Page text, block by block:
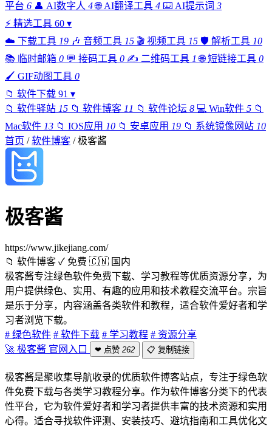
平台 6 👤 AI数字人 4 🌐 AI翻译工具 4 ⌨️ AI提示词 3
⚡ 精选工具 60 ▾
☁️ 下载工具 19 🎶 音频工具 15 🎬 视频工具 15 🛡️ 解析工具 10
📚 临时邮箱 0 💬 接码工具 0 ✍️ 二维码工具 1 🌐 短链接工具 0
🖌️ GIF动图工具 0
📁 软件下载 91 ▾
📁 软件驿站 15 📁 软件博客 11 📁 软件论坛 8 💻 Win软件 5 📁
Mac软件 13 📁 IOS应用 10 📁 安卓应用 19 📁 系统镜像网站 10
首页 / 软件博客 / 极客酱
极客酱
https://www.jikejiang.com/
📁 软件博客 ✓ 免费 🇨🇳 国内
极客酱专注绿色软件免费下载、学习教程等优质资源分享，为
用户提供绿色、实用、有趣的应用和技术教程交流平台。宗旨
是乐于分享，内容涵盖各类软件和教程，适合软件爱好者和学
习者浏览下载。
# 绿色软件 # 软件下载 # 学习教程 # 资源分享
🚀 极客酱 官网入口
❤ 点赞 262 📋 复制链接
极客酱是聚收集导航收录的优质软件博客站点，专注于绿色软
件免费下载与各类学习教程分享。作为软件博客分类下的代表
性平台，它为软件爱好者和学习者提供丰富的技术资源和实用
心得。适合寻找软件评测、安装技巧、避坑指南和工具优化文